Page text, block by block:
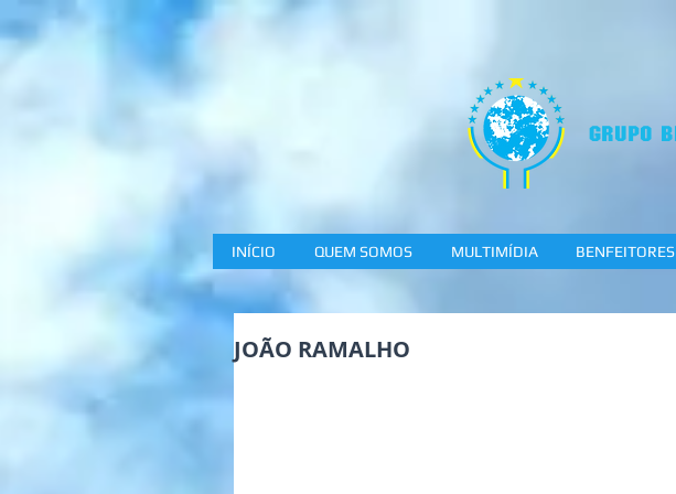
GRUPO
INÍCIO QUEM SOMOS MULTIMÍDIA BENFEITORES
JOÃO RAMALHO